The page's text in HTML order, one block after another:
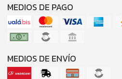
MEDIOS DE PAGO
MEDIOS DE ENVÍO